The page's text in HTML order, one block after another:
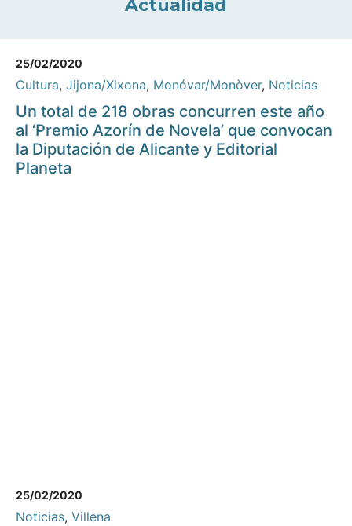
Actualidad
25/02/2020
Cultura, Jijona/Xixona, Monóvar/Monòver, Noticias
Un total de 218 obras concurren este año
al ‘Premio Azorín de Novela’ que convocan
la Diputación de Alicante y Editorial
Planeta
25/02/2020
Noticias, Villena